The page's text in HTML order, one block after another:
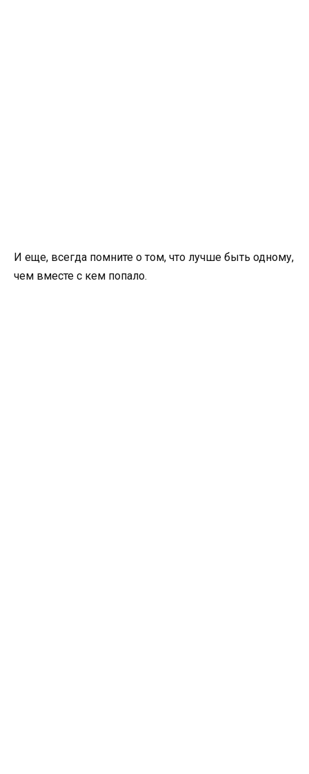
И еще, всегда помните о том, что лучше быть одному,
чем вместе с кем попало.